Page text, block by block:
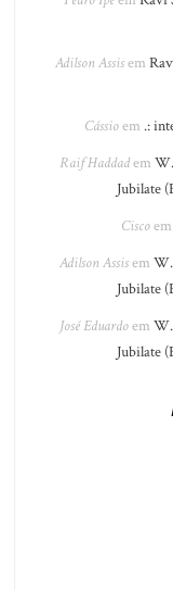
Adilson Assisem
Cássioem .:
Raif Haddadem
Jubilate
Ciscoem
Adilson Assisem W.
Jubilate
José Eduardoem W.
Jubilate